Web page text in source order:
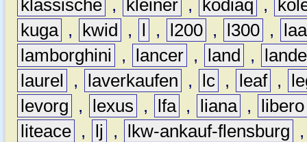
klassische , kleiner , kodiaq ,
kuga , kwid , l , l200 , l300 ,
lamborghini
, lancer , land ,
laurel
, laverkaufen , lc , leaf ,
levorg
, lexus , lfa , liana ,
libero
liteace , lj , lkw-ankauf-flensburg